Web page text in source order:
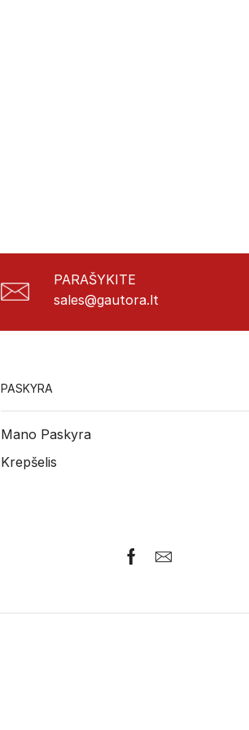
PARAŠYKITE
sales@gautora.lt
PASKYRA
Mano Paskyra
Krepšelis
Facebook
Email